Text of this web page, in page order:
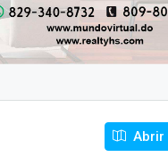
Abrir